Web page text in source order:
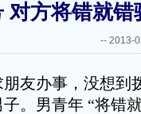
对方将错就错
-- 2013-
办事，没想到
。男青年 “将错